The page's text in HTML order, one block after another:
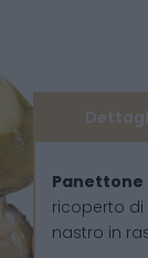
Panettone
ricoperto
nastro in